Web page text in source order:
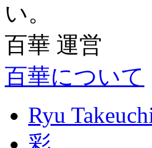
い。
百華 運営
百華について
Ryu